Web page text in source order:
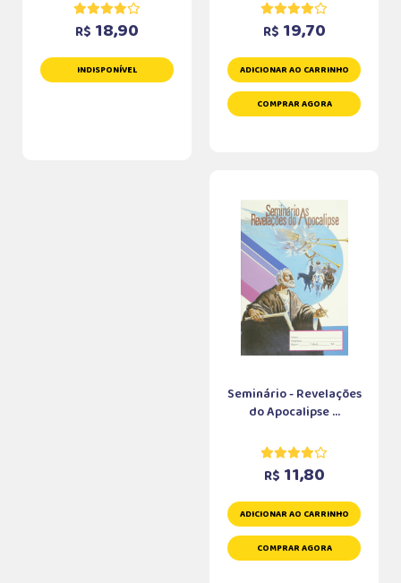
R$ 18,90
INDISPONÍVEL
R$ 19,70
ADICIONAR AO CARRINHO
COMPRAR AGORA
Seminário - Revelações
do Apocalipse ...
R$ 11,80
ADICIONAR AO CARRINHO
COMPRAR AGORA